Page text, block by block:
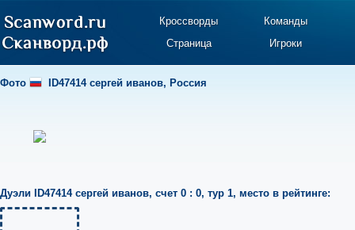
Кроссворды
Команды
Страница
Игроки
Фото ID47414 сергей иванов, Россия
Дуэли ID47414 сергей иванов, счет 0 : 0, тур 1, место в рейтинге: